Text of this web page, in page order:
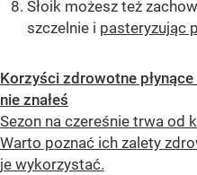
Słoik możesz też
szczelnie i pasteryzując
Korzyści zdrowotne
nie znałeś
Sezon na czereśnie trwa od
Warto poznać ich zalety
je wykorzystać.